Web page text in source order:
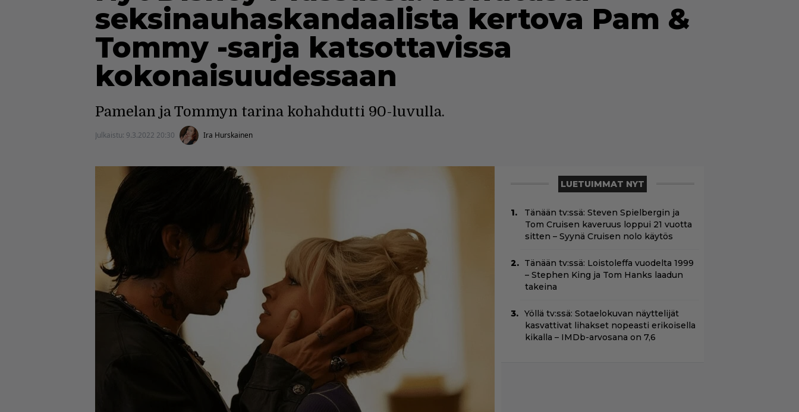
seksinauhaskandaalista kertova Pam &
Tommy -sarja katsottavissa
kokonaisuudessaan
Pamelan ja Tommyn tarina kohahdutti 90-luvulla.
Julkaistu: 9.3.2022 20:30 Ira Hurskainen
LUETUIMMAT NYT
Tänään tv:ssä: Steven Spielbergin ja
Tom Cruisen kaveruus loppui 21 vuotta
sitten – Syynä Cruisen nolo käytös
Tänään tv:ssä: Loistoleffa vuodelta 1999
– Stephen King ja Tom Hanks laadun
takeina
Yöllä tv:ssä: Sotaelokuvan näyttelijät
kasvattivat lihakset nopeasti erikoisella
kikalla – IMDb-arvosana on 7,6